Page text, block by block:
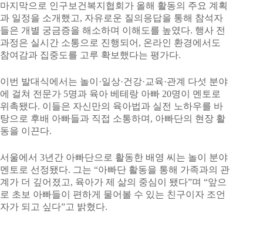
마지막으로 인구보건복지협회가 올해 활동의 주요 계획
과 일정을 소개했고, 자유로운 질의응답을 통해 참석자
들은 개별 궁금증을 해소하며 이해도를 높였다. 행사 전
과정은 실시간 소통으로 진행되어, 온라인 환경에서도
참여감과 집중도를 고루 확보했다는 평가다.
이번 발대식에서는 놀이·일상·건강·교육·관계 다섯 분야
에 걸쳐 전문가 5명과 육아 베테랑 아빠 20명이 멘토로
위촉됐다. 이들은 자신만의 육아법과 실전 노하우를 바
탕으로 후배 아빠들과 직접 소통하며, 아빠단의 현장 활
동을 이끈다.
서울에서 3년간 아빠단으로 활동한 배영 씨는 놀이 분야
멘토로 선정됐다. 그는 “아빠단 활동을 통해 가족과의 관
계가 더 깊어졌고, 육아가 제 삶의 중심이 됐다”며 “앞으
로 초보 아빠들이 편하게 물어볼 수 있는 친구이자 조언
자가 되고 싶다”고 밝혔다.